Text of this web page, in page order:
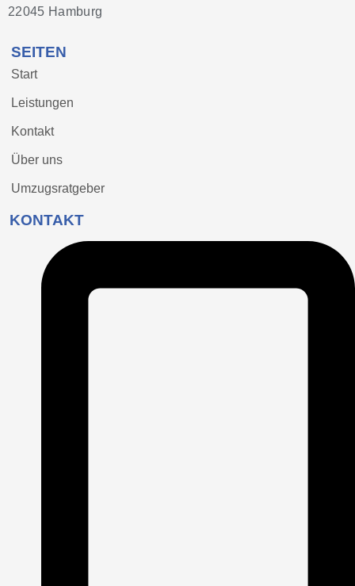
22045 Hamburg
SEITEN
Start
Leistungen
Kontakt
Über uns
Umzugsratgeber
KONTAKT